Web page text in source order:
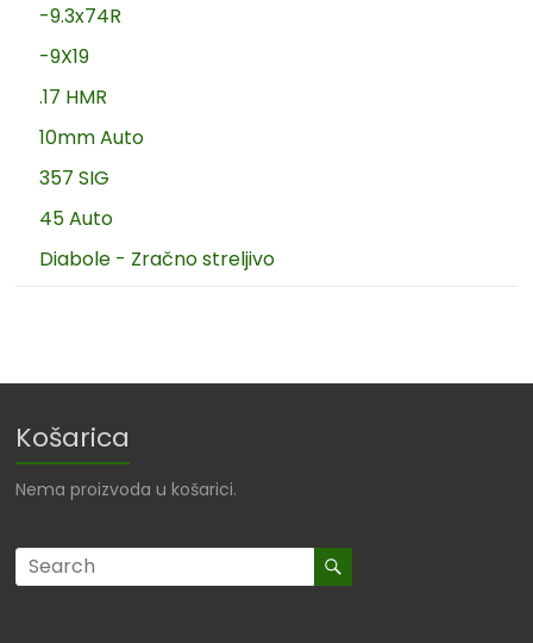
-9.3x74R
-9X19
.17 HMR
10mm Auto
357 SIG
45 Auto
Diabole - Zračno streljivo
Košarica
Nema proizvoda u košarici.